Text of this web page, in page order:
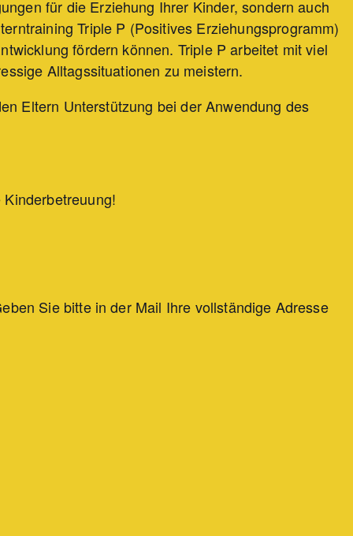
für die Erziehung Ihrer Kinder, sondern auch
Triple P (Positives Erziehungsprogramm)
fördern können. Triple P arbeitet mit viel
Alltagssituationen zu meistern.
Eltern Unterstützung bei der Anwendung des
Sie bitte in der Mail Ihre vollständige Adresse